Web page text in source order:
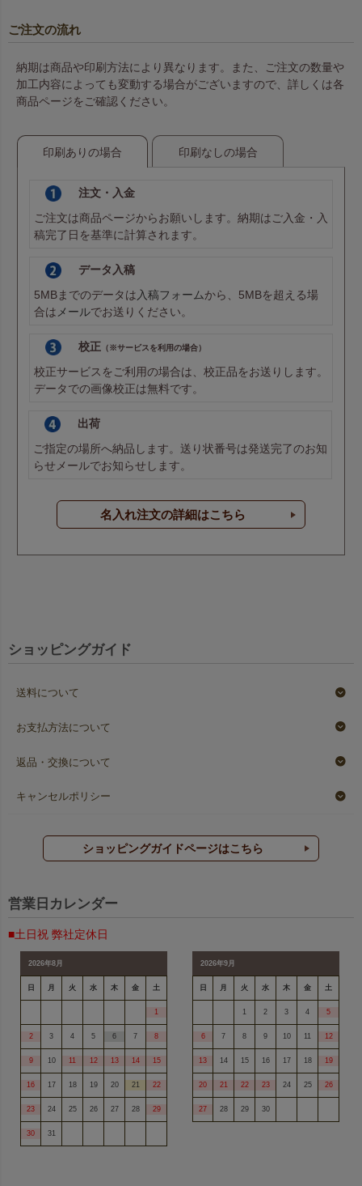
ご注文の流れ
納期は商品や印刷方法により異なります。また、ご注文の数量や
加工内容によっても変動する場合がございますので、詳しくは各
商品ページをご確認ください。
印刷ありの場合 印刷なしの場合
注文・入金
ご注文は商品ページからお願いします。納期はご入金・入
稿完了日を基準に計算されます。
データ入稿
5MBまでのデータは 入稿フォームから、5MBを超える場
合は メールでお送りください。
校正 （※サービスを利用の場合）
校正サービスをご利用の場合は、校正品をお送りします。
データでの画像校正は無料です。
出荷
ご指定の場所へ納品します。送り状番号は発送完了のお知
らせメールでお知らせします。
名入れ注文の詳細はこちら
ショッピングガイド
送料について
お支払方法について
返品・交換について
キャンセルポリシー
ショッピングガイドページはこちら
営業日カレンダー
■土日祝 弊社定休日
2026年8月
日 月 火 水 木 金 土
1
2 3 4 5 6 7 8
9 10 11 12 13 14 15
16 17 18 19 20 21 22
23 24 25 26 27 28 29
30 31
2026年9月
日 月 火 水 木 金 土
1 2 3 4 5
6 7 8 9 10 11 12
13 14 15 16 17 18 19
20 21 22 23 24 25 26
27 28 29 30